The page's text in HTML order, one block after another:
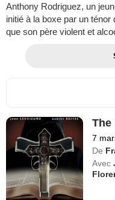
Anthony Rodriguez, un
initié à la boxe par un
que son père violent et
The
7
De
Avec